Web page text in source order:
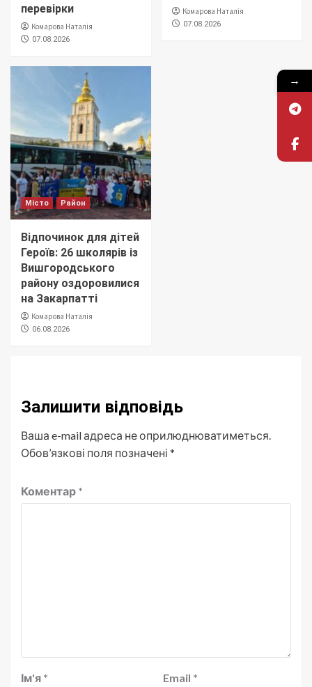
перевірки
Комарова Наталія
07.08.2026
Комарова Наталія
07.08.2026
Місто Район
Відпочинок для дітей
Героїв: 26 школярів із
Вишгородського
району оздоровилися
на Закарпатті
Комарова Наталія
06.08.2026
Залишити відповідь
Ваша e-mail адреса не оприлюднюватиметься.
Обов’язкові поля позначені *
Коментар *
Ім'я * Email *
→